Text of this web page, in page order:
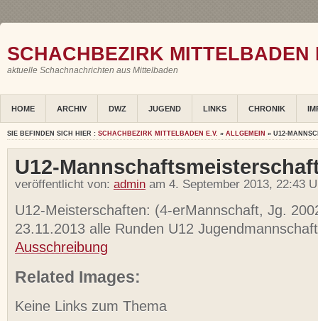
SCHACHBEZIRK MITTELBADEN
aktuelle Schachnachrichten aus Mittelbaden
HOME ARCHIV DWZ JUGEND LINKS CHRONIK
SIE BEFINDEN SICH HIER : SCHACHBEZIRK MITTELBADEN E.V. » ALLGEMEIN » U12-
U12-
veröffentlicht von: admin am 4. September 2013, 22:43
U12-Meisterschaften: (4-erMannschaft, Jg.
23.11.2013 alle Runden U12
Ausschreibung
Related Images:
Keine Links zum Thema